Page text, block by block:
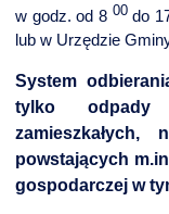
w godz. od 800do
lub w Urzędzie
System
tylko odpady
zamieszkałych,
powstających
gospodarczej w